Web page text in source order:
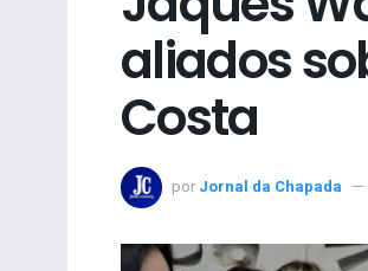
aliados
Costa
por Jornal da Chapada